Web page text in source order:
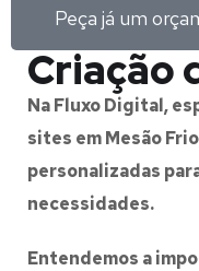
Peça já um
Criação
Na Fluxo Digital,
sites em Mesão
personalizadas
necessidades.
Entendemos a